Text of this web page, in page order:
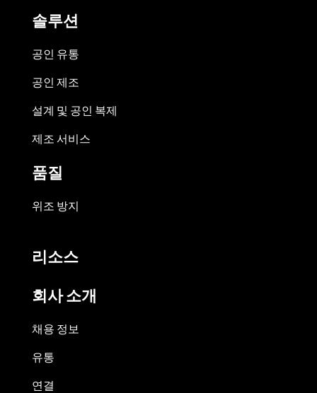
솔루션
공인 유통
공인 제조
설계 및 공인 복제
제조 서비스
품질
위조 방지
리소스
회사 소개
채용 정보
유통
연결